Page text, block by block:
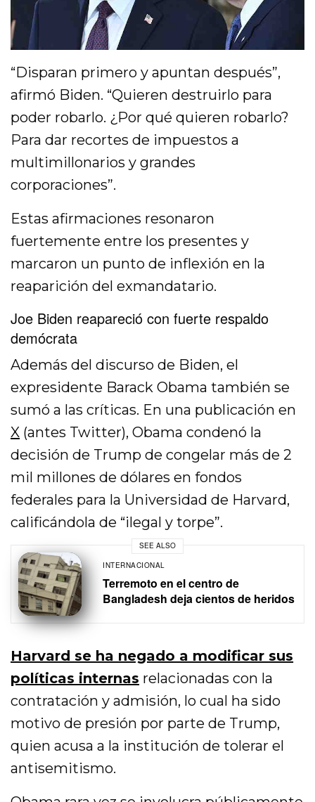
“Disparan primero y apuntan después”,
afirmó Biden. “Quieren destruirlo para
poder robarlo. ¿Por qué quieren robarlo?
Para dar recortes de impuestos a
multimillonarios y grandes
corporaciones”.
Estas afirmaciones resonaron
fuertemente entre los presentes y
marcaron un punto de inflexión en la
reaparición del exmandatario.
Joe Biden reapareció con fuerte respaldo
demócrata
Además del discurso de Biden, el
expresidente Barack Obama también se
sumó a las críticas. En una publicación en
X (antes Twitter), Obama condenó la
decisión de Trump de congelar más de 2
mil millones de dólares en fondos
federales para la Universidad de Harvard,
calificándola de “ilegal y torpe”.
SEE ALSO
INTERNACIONAL
Terremoto en el centro de
Bangladesh deja cientos de heridos
Harvard se ha negado a modificar sus
políticas internas relacionadas con la
contratación y admisión, lo cual ha sido
motivo de presión por parte de Trump,
quien acusa a la institución de tolerar el
antisemitismo.